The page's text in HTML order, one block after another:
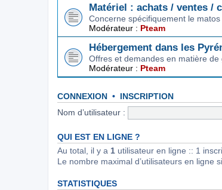
Matériel : achats / ventes /
Concerne spécifiquement le
Modérateur : Pteam
Hébergement dans les
Offres et demandes en matière
Modérateur : Pteam
CONNEXION • INSCRIPTION
Nom d’utilisateur :
QUI EST EN LIGNE ?
Au total, il y a 1 utilisateur en ligne :: 1
Le nombre maximal d’utilisateurs en ligne
STATISTIQUES